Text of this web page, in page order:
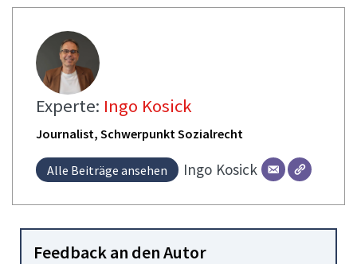
Experte: Ingo Kosick
Journalist, Schwerpunkt Sozialrecht
Alle Beiträge ansehen Ingo Kosick
Feedback an den Autor